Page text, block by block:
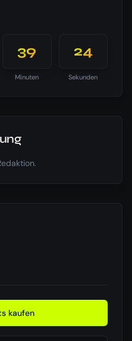
39
Minuten
23
Sekunden
kaufen